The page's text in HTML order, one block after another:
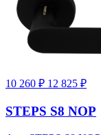
10 260 ₽ 12 825 ₽
STEPS S8 NOP